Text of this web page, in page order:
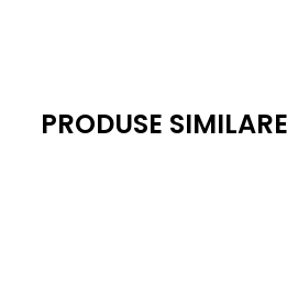
PRODUSE SIMILARE